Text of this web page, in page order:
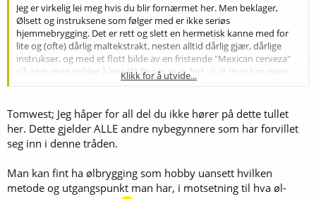
Jeg er virkelig lei meg hvis du blir fornærmet her. Men beklager,
Ølsett og instruksene som følger med er ikke seriøs
hjemmebrygging. Det er rett og slett en hermetisk kanne med for
lite og (ofte) dårlig maltekstrakt, nesten alltid dårlig gjær, dårlige
instrukser, og med et flott bilde av en fristende "Mexican cerveza"
på. Hvis man gidder å lese litt finner man fort ut at man kan gjøre
det bedre og enklere med spraymalt, spesialmalt, ordentlig gjær, og
Prøv å søk på "prisbelønnte oppskrifter", og se hvor mange som er
basert på ølsett.
Lykke til
Klikk for å utvide...
Tomwest; Jeg håper for all del du ikke hører på dette tullet
her. Dette gjelder ALLE andre nybegynnere som har forvillet
seg inn i denne tråden.
Man kan fint ha ølbrygging som hobby uansett hvilken
metode og utgangspunkt man har, i motsetning til hva øl-